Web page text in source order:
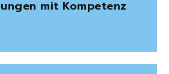
mit Kompetenz